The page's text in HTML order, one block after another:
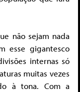
não sejam nada
esse gigantesco
internas só
muitas vezes
à tona. Com a